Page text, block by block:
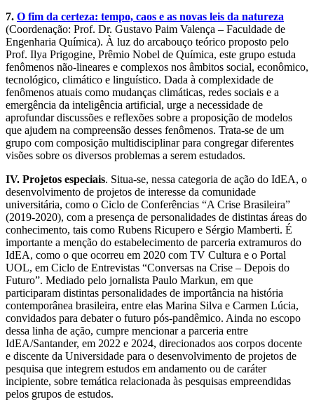
7. O fim da certeza: tempo, caos e as novas leis da natureza
(Coordenação: Prof. Dr. Gustavo Paim Valença – Faculdade de
Engenharia Química). À luz do arcabouço teórico proposto pelo
Prof. Ilya Prigogine, Prêmio Nobel de Química, este grupo estuda
fenômenos não-lineares e complexos nos âmbitos social, econômico,
tecnológico, climático e linguístico. Dada à complexidade de
fenômenos atuais como mudanças climáticas, redes sociais e a
emergência da inteligência artificial, urge a necessidade de
aprofundar discussões e reflexões sobre a proposição de modelos
que ajudem na compreensão desses fenômenos. Trata-se de um
grupo com composição multidisciplinar para congregar diferentes
visões sobre os diversos problemas a serem estudados.
IV. Projetos especiais. Situa-se, nessa categoria de ação do IdEA, o
desenvolvimento de projetos de interesse da comunidade
universitária, como o Ciclo de Conferências “A Crise Brasileira”
(2019-2020), com a presença de personalidades de distintas áreas do
conhecimento, tais como Rubens Ricupero e Sérgio Mamberti. É
importante a menção do estabelecimento de parceria extramuros do
IdEA, como o que ocorreu em 2020 com TV Cultura e o Portal
UOL, em Ciclo de Entrevistas “Conversas na Crise – Depois do
Futuro”. Mediado pelo jornalista Paulo Markun, em que
participaram distintas personalidades de importância na história
contemporânea brasileira, entre elas Marina Silva e Carmen Lúcia,
convidados para debater o futuro pós-pandêmico. Ainda no escopo
dessa linha de ação, cumpre mencionar a parceria entre
IdEA/Santander, em 2022 e 2024, direcionados aos corpos docente
e discente da Universidade para o desenvolvimento de projetos de
pesquisa que integrem estudos em andamento ou de caráter
incipiente, sobre temática relacionada às pesquisas empreendidas
pelos grupos de estudos.